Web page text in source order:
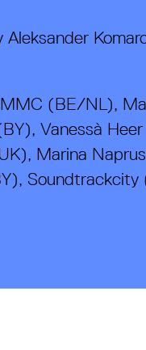
(BE/NL),
Vanessà
Marina
Soundtrackcity